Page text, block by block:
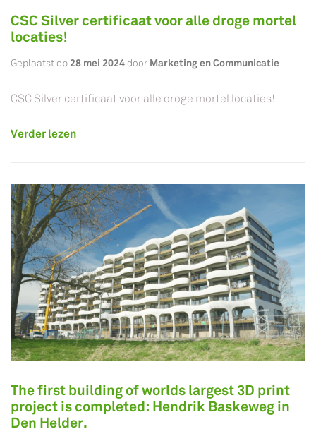
CSC Silver certificaat voor alle droge mortel
locaties!
Geplaatst op 28 mei 2024door Marketing en Communicatie
CSC Silver certificaat voor alle droge mortel locaties!
Verder lezen
The first building of worlds largest 3D print
project is completed: Hendrik Baskeweg in
Den Helder.